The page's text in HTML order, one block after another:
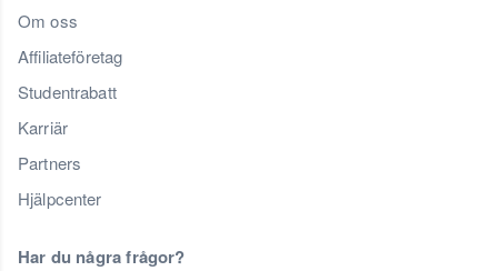
Om oss
Affiliateföretag
Studentrabatt
Karriär
Partners
Hjälpcenter
Har du några frågor?